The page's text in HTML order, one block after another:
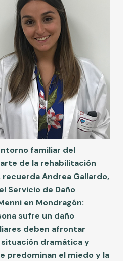
familiar del
de la rehabilitación
recuerdaAndrea Gallardo,
Servicio de Daño
en Mondragón:
sufre un daño
deben afrontar
dramática y
predominan el miedo y la